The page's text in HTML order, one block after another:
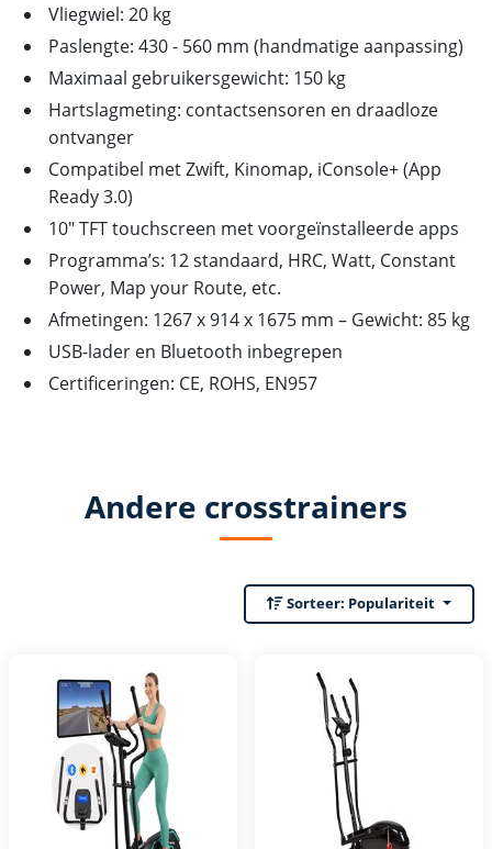
Vliegwiel: 20 kg
Paslengte: 430 - 560 mm (handmatige aanpassing)
Maximaal gebruikersgewicht: 150 kg
Hartslagmeting: contactsensoren en draadloze
ontvanger
Compatibel met Zwift, Kinomap, iConsole+ (App
Ready 3.0)
10" TFT touchscreen met voorgeïnstalleerde apps
Programma’s: 12 standaard, HRC, Watt, Constant
Power, Map your Route, etc.
Afmetingen: 1267 x 914 x 1675 mm – Gewicht: 85 kg
USB-lader en Bluetooth inbegrepen
Certificeringen: CE, ROHS, EN957
Andere crosstrainers
Sorteer: Populariteit